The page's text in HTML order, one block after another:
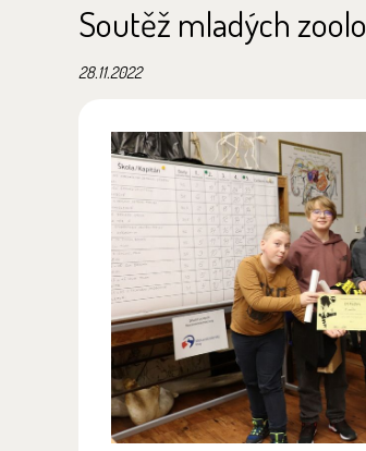
Soutěž mladých
28.11.2022